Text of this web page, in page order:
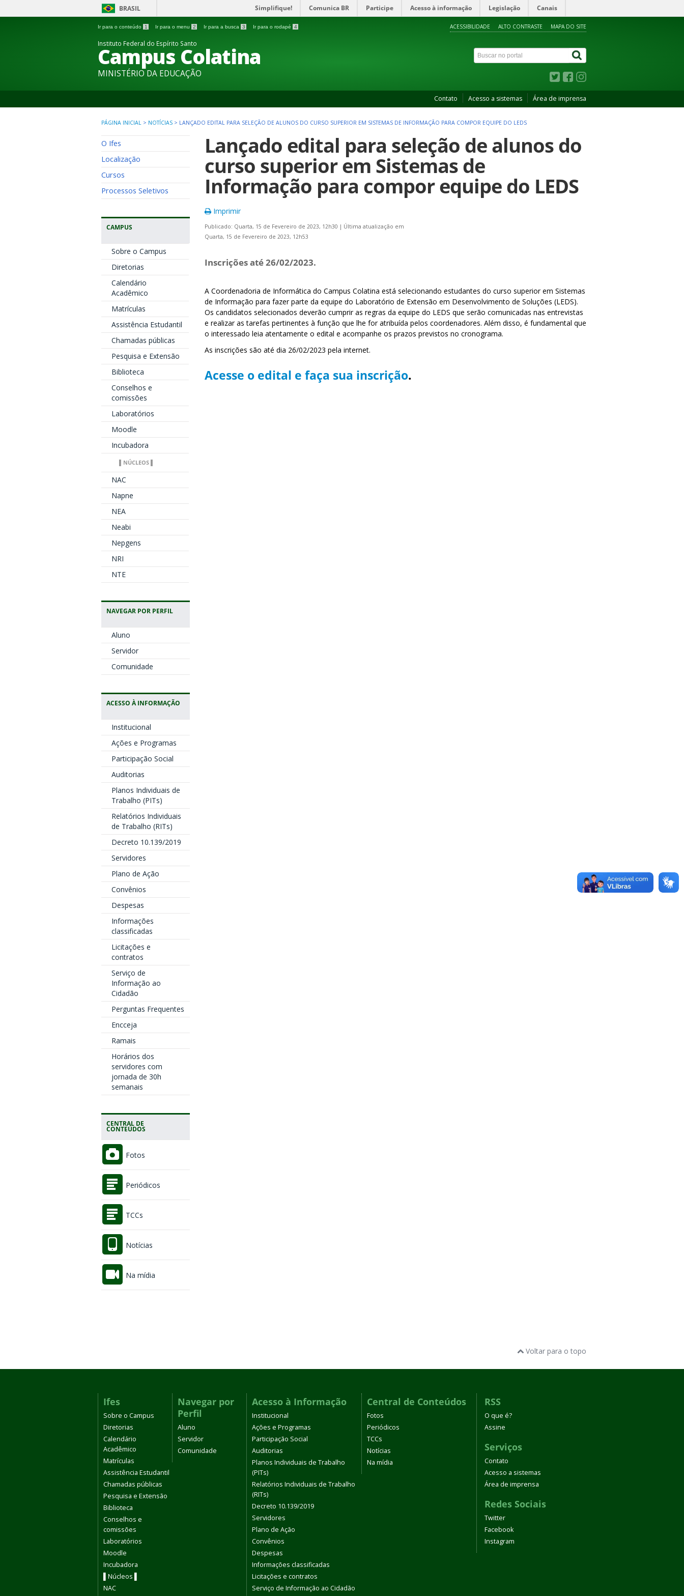
BRASIL Simplifique! Comunica BR Participe Acesso à informação Legislação Canais
Ir para o conteúdo 1 Ir para o menu 2 Ir para a busca 3 Ir para o rodapé 4 ACESSIBILIDADE ALTO CONTRASTE MAPA DO SITE
Instituto Federal do Espírito Santo
Campus Colatina
MINISTÉRIO DA EDUCAÇÃO
Contato Acesso a sistemas Área de imprensa
PÁGINA INICIAL > NOTÍCIAS > LANÇADO EDITAL PARA SELEÇÃO DE ALUNOS DO CURSO SUPERIOR EM SISTEMAS DE INFORMAÇÃO PARA COMPOR EQUIPE DO LEDS
O Ifes
Localização
Cursos
Processos Seletivos
CAMPUS
Sobre o Campus
Diretorias
Calendário
Acadêmico
Matrículas
Assistência Estudantil
Chamadas públicas
Pesquisa e Extensão
Biblioteca
Conselhos e
comissões
Laboratórios
Moodle
Incubadora
▌NÚCLEOS ▌
NAC
Napne
NEA
Neabi
Nepgens
NRI
NTE
NAVEGAR POR PERFIL
Aluno
Servidor
Comunidade
ACESSO À INFORMAÇÃO
Institucional
Ações e Programas
Participação Social
Auditorias
Planos Individuais de
Trabalho (PITs)
Relatórios Individuais
de Trabalho (RITs)
Decreto 10.139/2019
Servidores
Plano de Ação
Convênios
Despesas
Informações
classificadas
Licitações e
contratos
Serviço de
Informação ao
Cidadão
Perguntas Frequentes
Encceja
Ramais
Horários dos
servidores com
jornada de 30h
semanais
CENTRAL DE
CONTEÚDOS
Fotos
Periódicos
TCCs
Notícias
Na mídia
Lançado edital para seleção de alunos do
curso superior em Sistemas de
Informação para compor equipe do LEDS
Imprimir
Publicado: Quarta, 15 de Fevereiro de 2023, 12h30 | Última atualização em
Quarta, 15 de Fevereiro de 2023, 12h53
Inscrições até 26/02/2023.
A Coordenadoria de Informática do Campus Colatina está selecionando estudantes do curso superior em Sistemas
de Informação para fazer parte da equipe do Laboratório de Extensão em Desenvolvimento de Soluções (LEDS).
Os candidatos selecionados deverão cumprir as regras da equipe do LEDS que serão comunicadas nas entrevistas
e realizar as tarefas pertinentes à função que lhe for atribuída pelos coordenadores. Além disso, é fundamental que
o interessado leia atentamente o edital e acompanhe os prazos previstos no cronograma.
As inscrições são até dia 26/02/2023 pela internet.
Acesse o edital e faça sua inscrição.
Voltar para o topo
Ifes
Sobre o Campus
Diretorias
Calendário
Acadêmico
Matrículas
Assistência Estudantil
Chamadas públicas
Pesquisa e Extensão
Biblioteca
Conselhos e
comissões
Laboratórios
Moodle
Incubadora
▌Núcleos ▌
NAC
Navegar por
Perfil
Aluno
Servidor
Comunidade
Acesso à Informação
Institucional
Ações e Programas
Participação Social
Auditorias
Planos Individuais de Trabalho
(PITs)
Relatórios Individuais de Trabalho
(RITs)
Decreto 10.139/2019
Servidores
Plano de Ação
Convênios
Despesas
Informações classificadas
Licitações e contratos
Serviço de Informação ao Cidadão
Central de Conteúdos
Fotos
Periódicos
TCCs
Notícias
Na mídia
RSS
O que é?
Assine
Serviços
Contato
Acesso a sistemas
Área de imprensa
Redes Sociais
Twitter
Facebook
Instagram